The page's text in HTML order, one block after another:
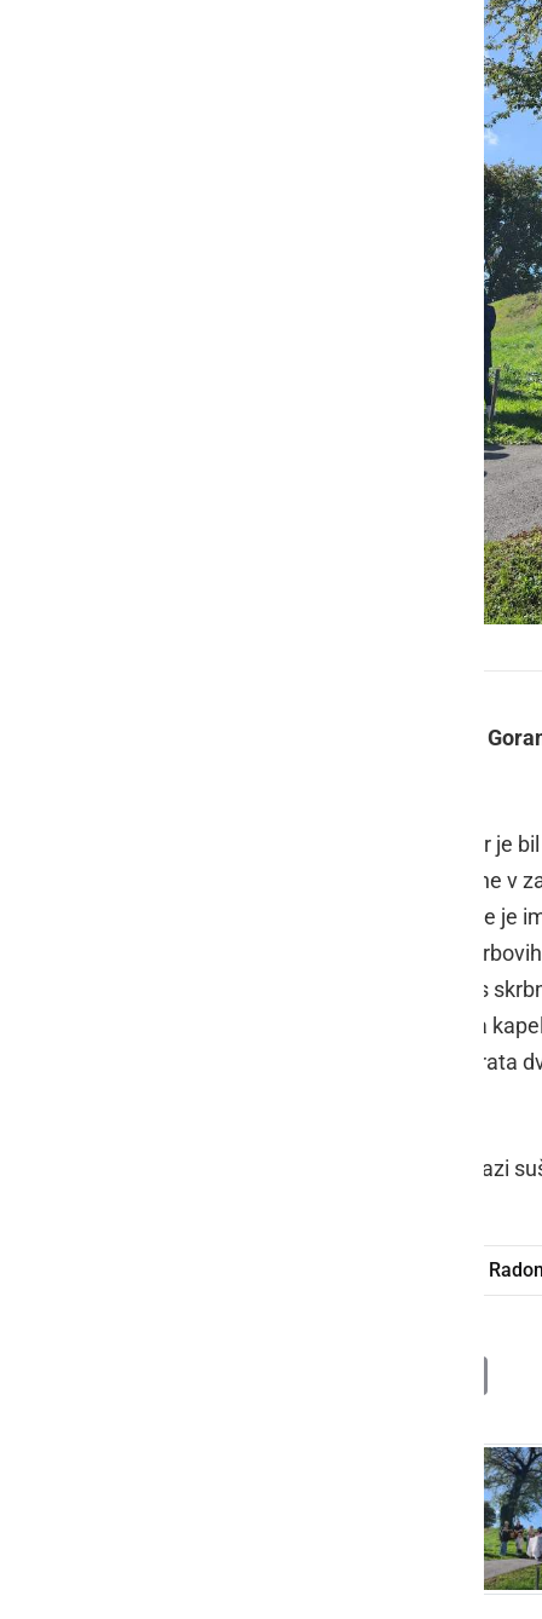
Karbova kapelica stoji na mestu, kjer je
po zaobljubi za srečno vrnitev iz vojne v
Radomerja v Radomerščak, nekoč se je
postali Škrlečevi. Danes je v lasti
ozdravitev vnuka Dejana, ki je danes
križ. Veliki železni križ, ki se priklanja
svetima Kozmi in Damjanu: to sta brata
Kapelica je zaradi vlage trenutno v fazi